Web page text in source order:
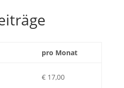
pro Monat
€ 17,00